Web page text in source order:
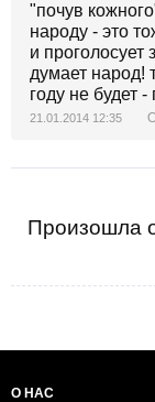
І тоді
родину, суворо
- Я п'ять
ненавиджу!
"почув
народу - это
и проголосует
думает народ!
году не будет -
21.01.2014 12:35
Произошла
О НАС